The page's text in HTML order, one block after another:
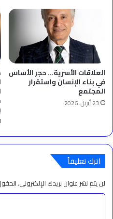
العلاقات الأسرية… حجر الأساس
في بناء الإنسان واستقرار
المجتمع
23 أبريل، 2026
اترك تعليقاً
لن يتم نشر عنوان بريدك الإلكتروني.